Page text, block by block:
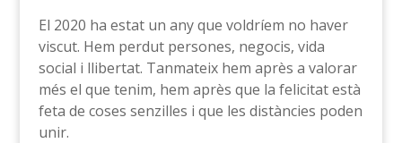
El 2020 ha estat un any que voldríem no haver
viscut. Hem perdut persones, negocis, vida
social i llibertat. Tanmateix hem après a valorar
més el que tenim, hem après que la felicitat està
feta de coses senzilles i que les distàncies poden
unir.